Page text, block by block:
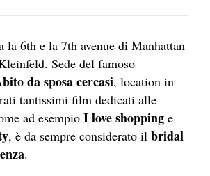
la 6th e la 7th avenue di Manhattan
Sede del famoso
da sposa cercasi, location in
tantissimi film dedicati alle
ad esempio I love shopping e
, è da sempre considerato il bridal
.